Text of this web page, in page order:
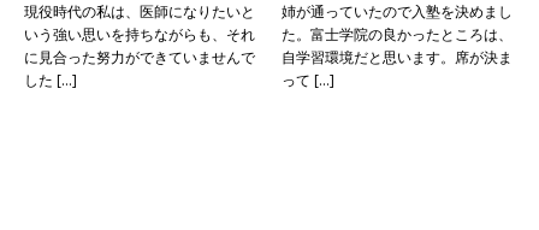
現役時代の私は、医師になりたいと
いう強い思いを持ちながらも、それ
に見合った努力ができていませんで
した […]
姉が通っていたので入塾を決めまし
た。富士学院の良かったところは、
自学習環境だと思います。席が決ま
って […]